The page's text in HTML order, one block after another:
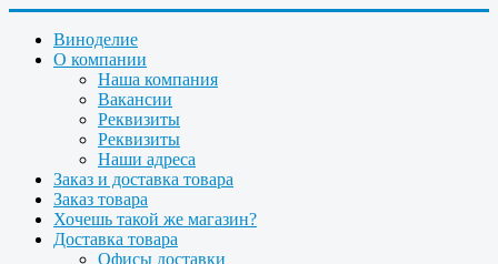
Виноделие
О компании
Наша компания
Вакансии
Реквизиты
Реквизиты
Наши адреса
Заказ и доставка товара
Заказ товара
Хочешь такой же магазин?
Доставка товара
Офисы доставки